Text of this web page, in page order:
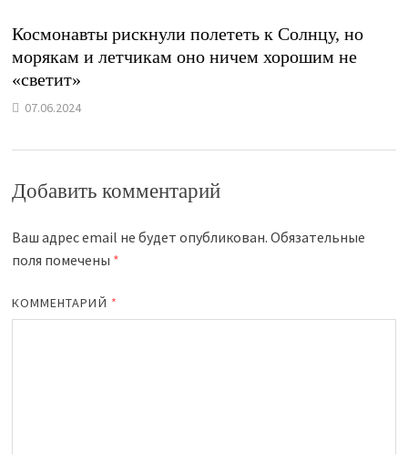
Космонавты рискнули полететь к Солнцу, но
морякам и летчикам оно ничем хорошим не
«светит»
07.06.2024
Добавить комментарий
Ваш адрес email не будет опубликован. Обязательные
поля помечены *
КОММЕНТАРИЙ *